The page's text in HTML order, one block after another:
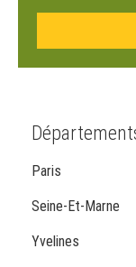
Paris
Seine-Et-Marne
Yvelines